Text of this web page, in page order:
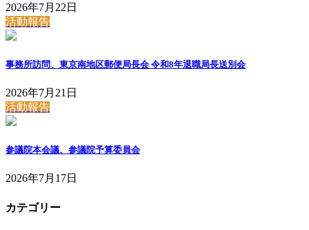
2026年7月22日
活動報告
事務所訪問、東京南地区郵便局長会 令和8年退職局長送別会
2026年7月21日
活動報告
参議院本会議、参議院予算委員会
2026年7月17日
カテゴリー